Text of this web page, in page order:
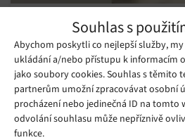
Souhlas s
Abychom poskytli co nejlepší služby,
ukládání a/nebo přístupu k informacím
jako soubory cookies. Souhlas s těmito
partnerům umožní zpracovávat osobní
procházení nebo jedinečná ID na tomto
odvolání souhlasu může nepříznivě
funkce.
Protoclone je robot se
Pondělí 24. 02. 2025 Samuel
Společnost Clone Robotics nedávno
nejnovější prototyp humanoidního
Protoclone.